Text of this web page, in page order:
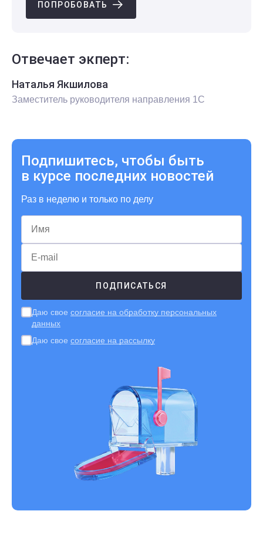
ПОПРОБОВАТЬ
Отвечает экперт:
Наталья Якшилова
Заместитель руководителя направления 1С
Подпишитесь, чтобы быть
в курсе последних новостей
Раз в неделю и только по делу
Даю свое согласие на обработку персональных
данных
Даю свое согласие на рассылку